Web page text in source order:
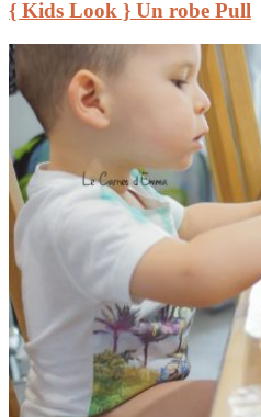
{ Kids Look } Un robe Pull